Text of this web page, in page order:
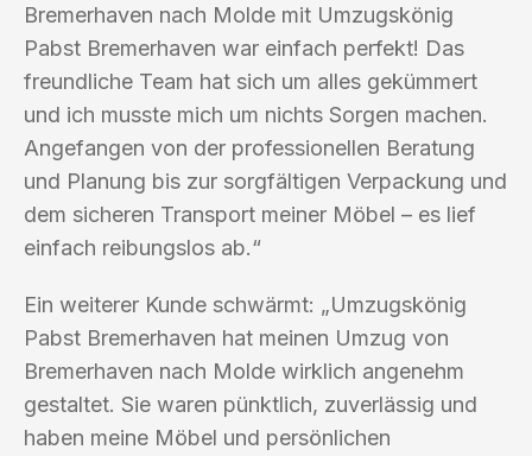
Bremerhaven nach Molde mit Umzugskönig
Pabst Bremerhaven war einfach perfekt! Das
freundliche Team hat sich um alles gekümmert
und ich musste mich um nichts Sorgen machen.
Angefangen von der professionellen Beratung
und Planung bis zur sorgfältigen Verpackung und
dem sicheren Transport meiner Möbel – es lief
einfach reibungslos ab.“
Ein weiterer Kunde schwärmt: „Umzugskönig
Pabst Bremerhaven hat meinen Umzug von
Bremerhaven nach Molde wirklich angenehm
gestaltet. Sie waren pünktlich, zuverlässig und
haben meine Möbel und persönlichen